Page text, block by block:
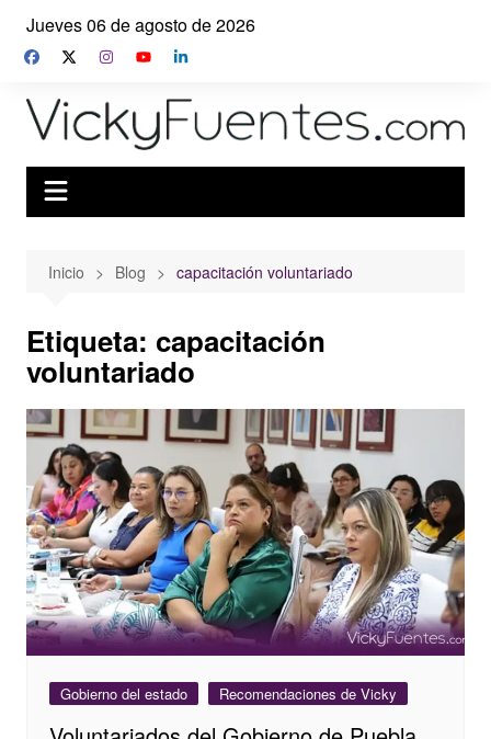
Saltar
contenido
Jueves 06 de agosto de 2026
Inicio Blog capacitación voluntariado
Etiqueta: capacitación
voluntariado
Gobierno del estado Recomendaciones de Vicky